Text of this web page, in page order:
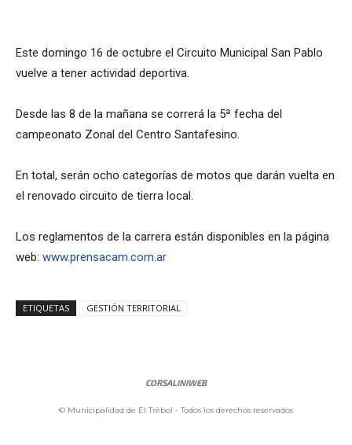
Este domingo 16 de octubre el Circuito Municipal San Pablo
vuelve a tener actividad deportiva.
Desde las 8 de la mañana se correrá la 5ª fecha del
campeonato Zonal del Centro Santafesino.
En total, serán ocho categorías de motos que darán vuelta en
el renovado circuito de tierra local.
Los reglamentos de la carrera están disponibles en la página
web: www.prensacam.com.ar
ETIQUETAS GESTIÓN TERRITORIAL
CORSALINIWEB
© Municipalidad de El Trébol - Todos los derechos reservados